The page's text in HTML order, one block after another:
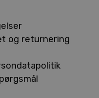
og returnering